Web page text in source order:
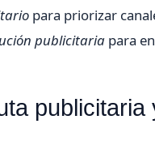
para priorizar
publicitaria para
publicitaria